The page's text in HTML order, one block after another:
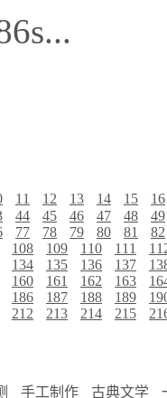
11 12 13 14 15
16
44 45 46 47 48
49
77 78 79 80 81
82
108 109 110 111
134 135 136 137
160 161 162 163
186 187 188 189
212 213 214 215
手工制作 古典文学